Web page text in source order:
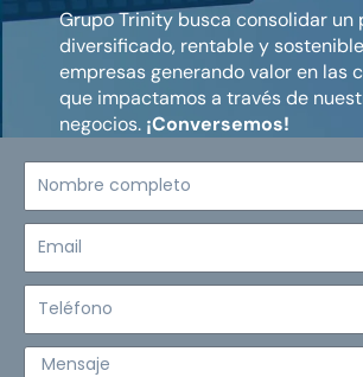
Grupo Trinity busca consolidar un
diversificado, rentable y
empresas generando valor en las
que impactamos a través de
negocios. ¡Conversemos!
Mensaje